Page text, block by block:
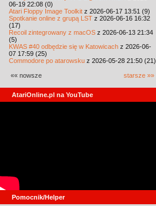
06-19 22:08 (0)
Atari Floppy Image Toolkit z 2026-06-17 13:51 (9)
Spotkanie online z grupą LST z 2026-06-16 16:32
(17)
Recoil zintegrowany z macOS z 2026-06-13 21:34
(5)
KWAS #40 odbędzie się w Katowicach z 2026-06-
07 17:59 (25)
Commodore po atarowsku z 2026-05-28 21:50 (21)
«« nowsze starsze »»
AtariOnline.pl na YouTube
Pomocnik/Helper